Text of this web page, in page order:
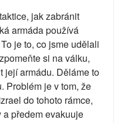
jak zabránit
armáda používá
je to, co jsme udělali
si na válku,
její armádu. Děláme to
Problém je v tom, že
do tohoto rámce,
předem evakuuje